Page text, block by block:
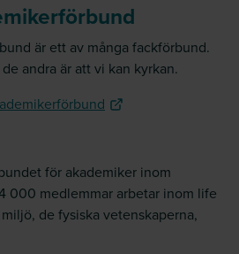
är ett av många fackförbund.
andra är att vi kan kyrkan.
för akademiker inom
000 medlemmar arbetar inom life
de fysiska vetenskaperna,